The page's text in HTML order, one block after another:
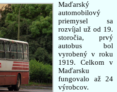
Maďarský
automobilový
priemysel sa
rozvíjal už od 19.
storočia, prvý
autobus bol
vyrobený v roku
1919. Celkom v
Maďarsku
fungovalo až 24
výrobcov.